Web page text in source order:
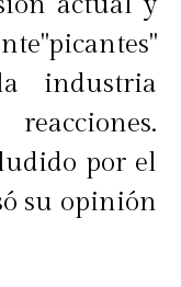
industria
por el
su opinión